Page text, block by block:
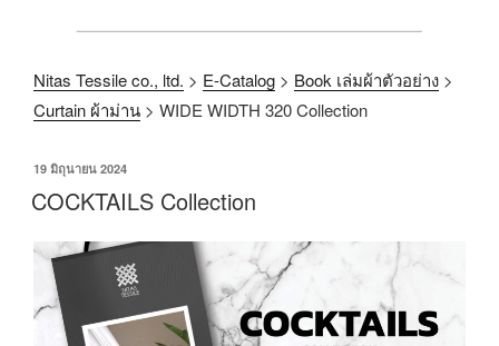
Nitas Tessile co., ltd. > E-Catalog > Book เล่มผ้าตัวอย่าง >
Curtain ผ้าม่าน > WIDE WIDTH 320 Collection
19 มิถุนายน 2024
COCKTAILS Collection